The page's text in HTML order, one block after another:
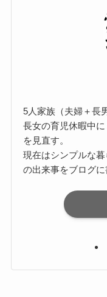
5人家族（夫婦＋長
長女の育児休暇中
を見直す。
現在はシンプルな
の出来事をブログに